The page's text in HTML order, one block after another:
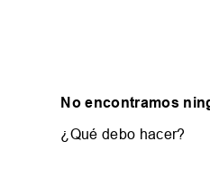
No encontramos
¿Qué debo hacer?